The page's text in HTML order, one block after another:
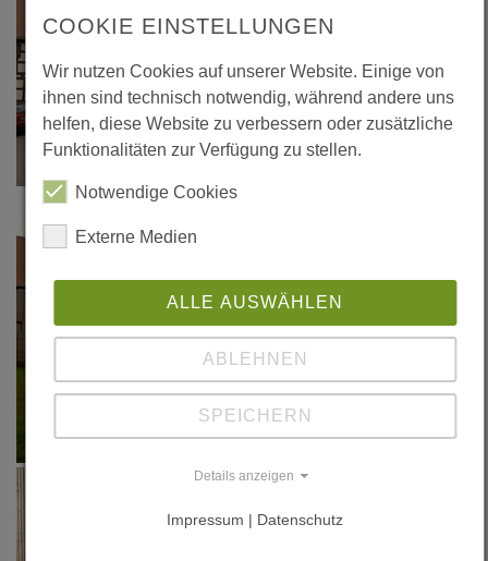
Bois, N° 83,
janvier 2011
aout/séptembre
COOKIE EINSTELLUNGEN
Wir nutzen Cookies auf unserer Website. Einige von
ihnen sind technisch notwendig, während andere uns
helfen, diese Website zu verbessern oder zusätzliche
Funktionalitäten zur Verfügung zu stellen.
Notwendige Cookies
Externe Medien
ALLE AUSWÄHLEN
ABLEHNEN
SPEICHERN
Details anzeigen
Impressum | Datenschutz